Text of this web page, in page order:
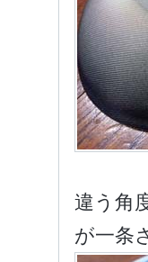
違う角
が一条